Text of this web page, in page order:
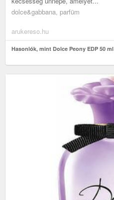
dolce&gabbana, parfüm
arukereso.hu
Hasonlók, mint Dolce Peony EDP 50 ml